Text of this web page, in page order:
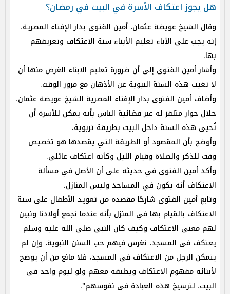
هل يجوز اعتكاف الأسرة في البيت في رمضان؟
وقال الشيخ عويضة عثمان، أمين الفتوى بدار الإفتاء المصرية،
إنه يجب على الآباء تعليم الأبناء سنة الاعتكاف وتعريفهم
بها.
وأشار أمين الفتوى إلى أن ضرورة تعليم الابناء الغرض منها أن
لا تغيب هذه السنة النبوية عن الأذهان مع مرور الوقت.
وأضاف أمين الفتوى بدار الإفتاء المصرية الشيخ عويضة عثمان،
خلال حوار متلفز له عبر فضائية الناس بأنه يمكن للأسرة أن
تُحيى هذه السنة داخل البيت بطريقة تربوية.
وأوضح بأن المقصود أو الطريقة التي يقصدها هو تخصيص
وقت للذكر والصلاة وقيام الليل وكأنه اعتكاف عائلى.
وأكد أمين الفتوى في حديثه على أن الأصل في مسألة
الاعتكاف أنه يكون في المساجد وليس المنازل.
وتابع أمين الفتوى شارحًا مقصده من تعويد الأطفال على سنة
الاعتكاف بالقيام بها في المنزل بأنه عندما نجمع أولادنا ونبين
لهم معنى الاعتكاف وكيف كان النبى صلى الله عليه وسلم
يعتكف فى المسجد، نغرس فيهم حب السنن النبوية، وإن لم
يتمكن الرجل من الاعتكاف فى المسجد، فلا مانع من أن يوضح
لأبنائه مفهوم الاعتكاف ويطبقه معهم ولو ليوم واحد فى
البيت، لترسيخ هذه العبادة فى نفوسهم".